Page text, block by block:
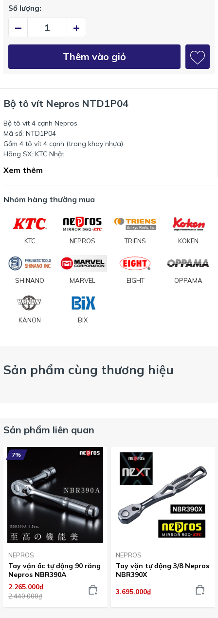
Số lượng:
– +
Thêm vào giỏ
Bộ tô vít Nepros NTD1P04
Bộ tô vít 4 cạnh Nepros
Mã số: NTD1P04
Gồm 4 tô vít 4 cạnh (trong khay nhựa)
Hãng SX: KTC Nhật
Xem thêm
Nhóm hàng thường mua
KTC NEPROS TRIENS KOKEN
SHINANO MARVEL EIGHT OPPAMA
KANON BIX
Sản phẩm cùng thương hiệu
Sản phẩm liên quan
7%
NEPROS
Tay vặn ốc tự động 90 răng
Nepros NBR390A
2.265.000₫
2.440.000₫
NEPROS
Tay vặn tự động 3/8 Nepros
NBR390X
3.695.000₫